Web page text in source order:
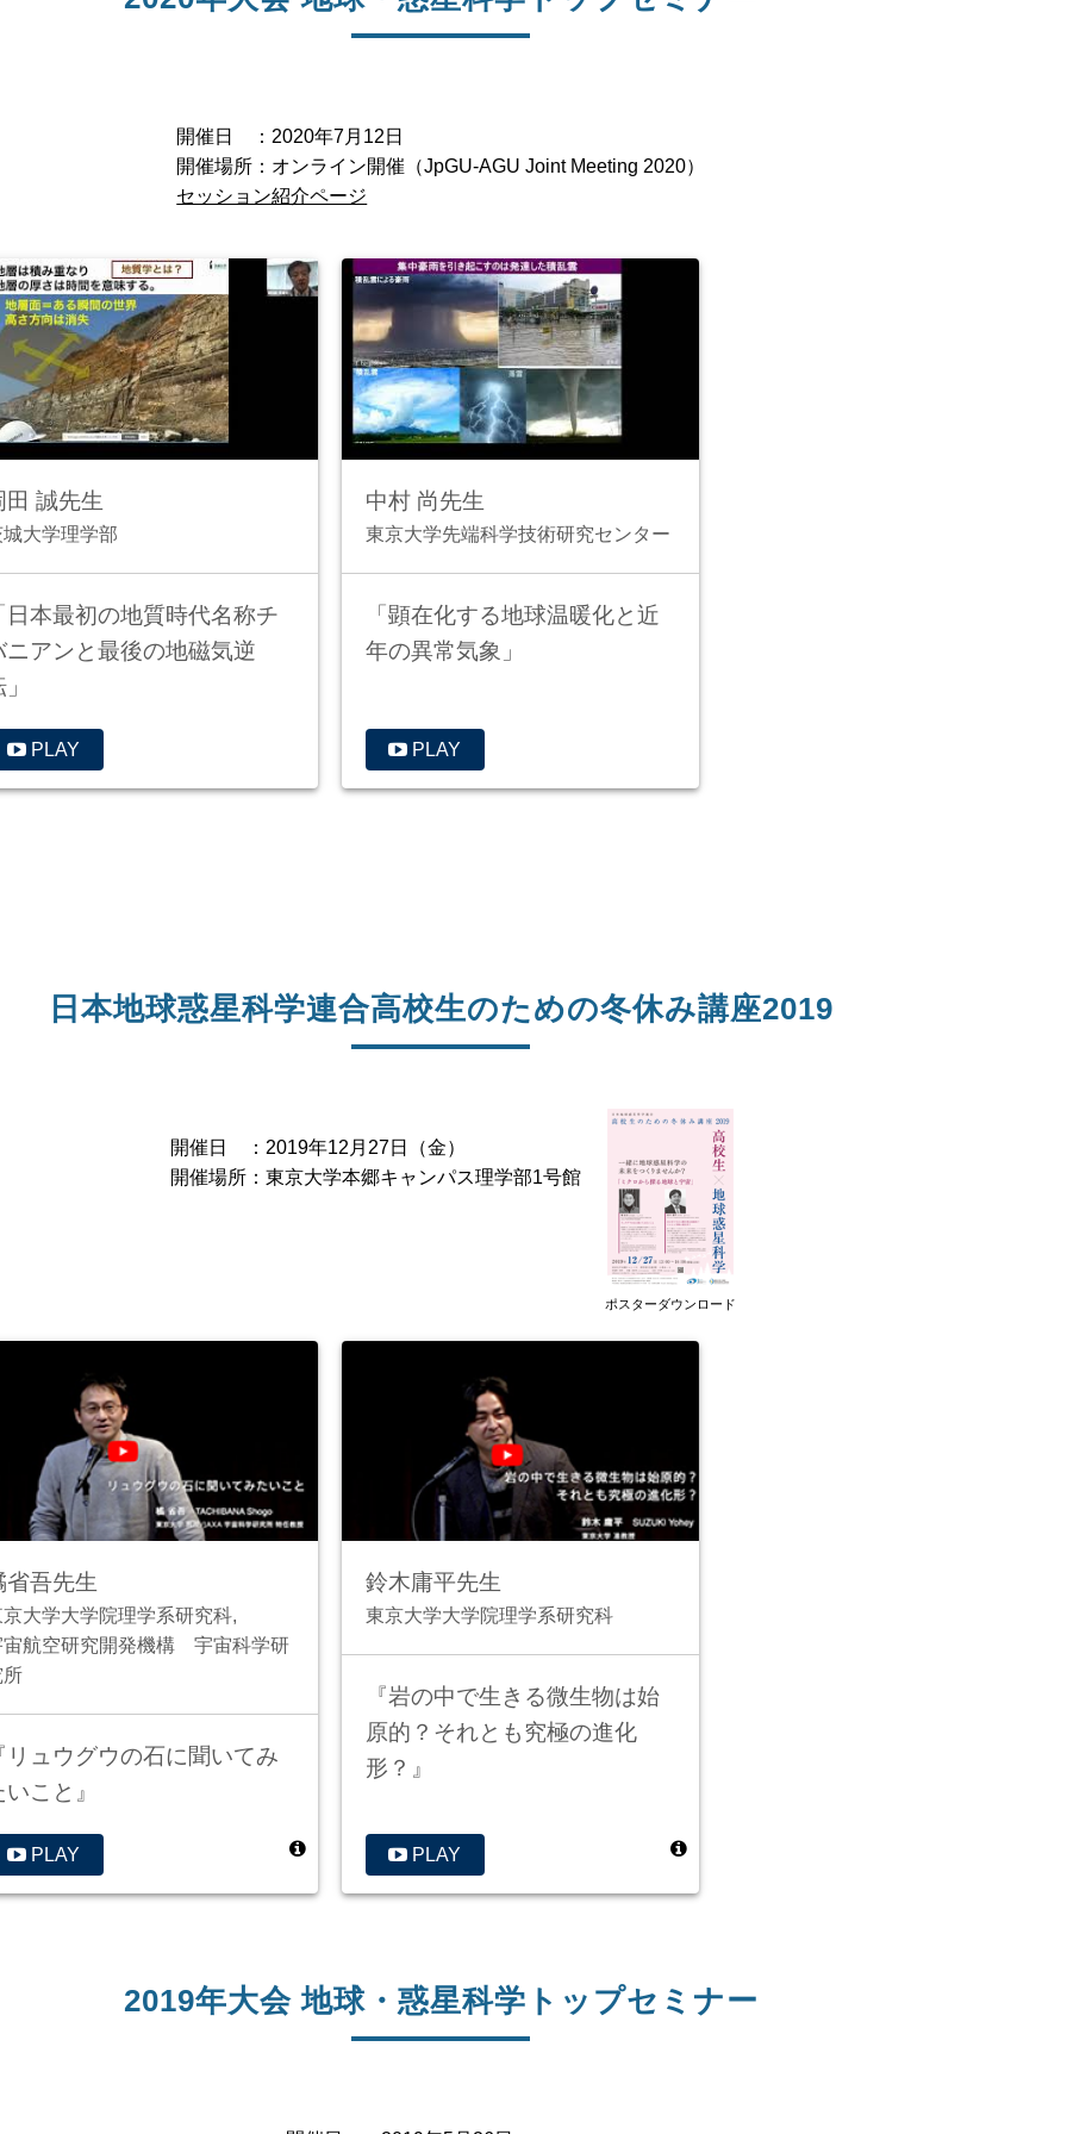
開催日 ：2020年7月12日
開催場所：オンライン開催（JpGU-AGU Joint Meeting 2020）
セッション紹介ページ
田 誠先生
大学理学部
日本最初の地質時代名称チ
ニアンと最後の地磁気逆
PLAY
中村 尚先生
東京大学先端科学技術研究センター
「顕在化する地球温暖化と近
年の異常気象」
PLAY
日本地球惑星科学連合高校生のための冬休み講座2019
開催日 ：2019年12月27日（金）
開催場所：東京大学本郷キャンパス理学部1号館
ポスターダウンロード
省吾先生
大学大学院理学系研究科,
宙航空研究開発機構 宇宙科学研
リュウグウの石に聞いてみ
こと』
PLAY
鈴木庸平先生
東京大学大学院理学系研究科
『岩の中で生きる微生物は始
原的？それとも究極の進化
形？』
PLAY
2019年大会 地球・惑星科学トップセミナー